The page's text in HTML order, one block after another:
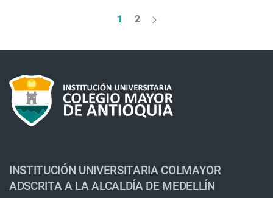
1 2
INSTITUCIÓN UNIVERSITARIA COLMAYOR
ADSCRITA A LA ALCALDÍA DE MEDELLÍN